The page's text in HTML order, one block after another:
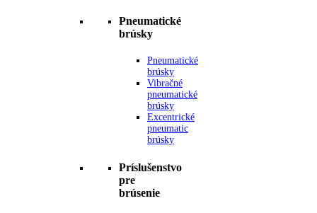
Pneumatické
brúsky
Pneumatické
brúsky
Vibračné
pneumatické
brúsky
Excentrické
pneumatic
brúsky
Príslušenstvo
pre
brúsenie